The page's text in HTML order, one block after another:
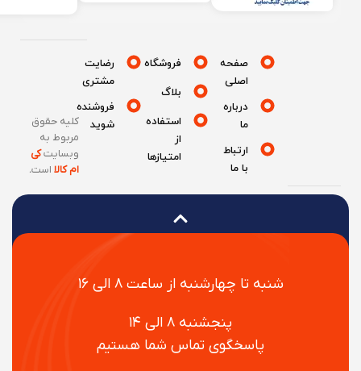
شنبه تا چهارشنبه از ساعت ۸ الی ۱۶
پنجشنبه ۸ الی ۱۴
پاسخگوی تماس شما هستیم
صفحه
درباره
ارتباط
فروشگاه
بلاگ
استفاده
امتیازها
رضایت
مشتری
فروشنده
شوید
کلیه حقوق
مربوط به
وبسایتکی
ام کالااست.